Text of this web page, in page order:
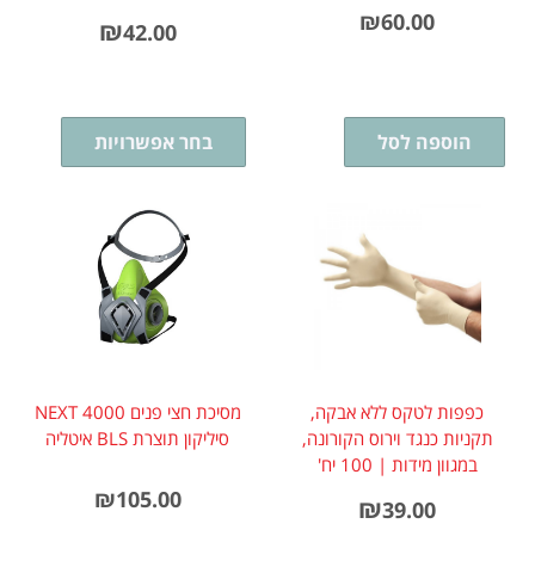
₪60.00
הוספה לסל
₪42.00
בחר אפשרויות
כפפות לטקס ללא אבקה,
תקניות כנגד וירוס הקורונה,
במגוון מידות | 100 יח'
₪39.00
מסיכת חצי פנים 4000 NEXT
סיליקון תוצרת BLS איטליה
₪105.00